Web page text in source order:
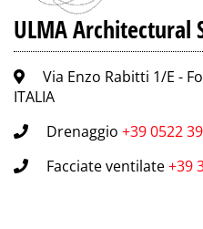
ULMA Architectural
Via Enzo Rabitti 1/E -
ITALIA
Drenaggio +39 0522
Facciate ventilate+39